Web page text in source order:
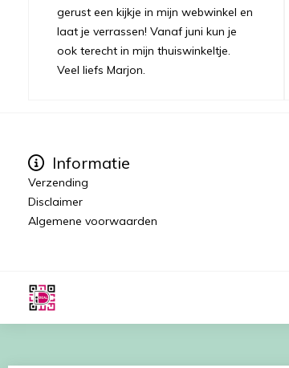
gerust een kijkje in mijn webwinkel en
laat je verrassen! Vanaf juni kun je
ook terecht in mijn thuiswinkeltje.
Veel liefs Marjon.
Informatie
Verzending
Disclaimer
Algemene voorwaarden